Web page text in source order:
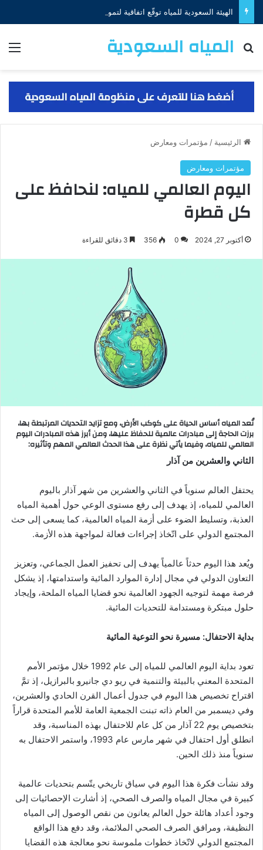
المياه السعودية
البحث عن
الرئيسية / مؤتمرات ومعارض
مؤتمرات ومعارض
اليوم العالمي للمياه: لنحافظ على
كل قطرة
أكتوبر 27, 2024 0
356
تُعد المياه أساس الحياة على كوكب الأرض، ومع تزايد التحديات المرتبطة بها،
برزت الحاجة إلى مبادرات عالمية للحفاظ عليها، ومن أبرز هذه المبادرات اليوم
العالمي للمياه، وفيما يأتي نظرة على هذا الحدث العالمي المهم وتأثيره:
الثاني والعشرين من آذار
يحتفل العالم سنوياً في الثاني والعشرين من شهر آذار باليوم
العالمي للمياه، إذ يهدف إلى رفع مستوى الوعي حول أهمية المياه
العذبة، وتسليط الضوء على أزمة المياه العالمية، كما يسعى إلى حث
المجتمع الدولي على اتّخاذ إجراءات فعالة لمواجهة هذه الأزمة.
ويُعد هذا اليوم حدثاً عالمياً يهدف إلى تحفيز العمل الجماعي، وتعزيز
التعاون الدولي في مجال إدارة الموارد المائية واستدامتها، إذ يشكل
فرصة مهمة لتوجيه الجهود العالمية نحو قضايا المياه الملحة، وإيجاد
حلول مبتكرة ومستدامة للتحديات المائية.
بداية الاحتفال: مسيرة نحو التوعية المائية
تعود بداية اليوم العالمي للمياه إلى عام 1992 خلال مؤتمر الأمم
المتحدة المعني بالبيئة والتنمية في ريو دي جانيرو بالبرازيل، إذ تمَّ
اقتراح تخصيص هذا اليوم في جدول أعمال القرن الحادي والعشرين،
وفي ديسمبر من العام ذاته تبنت الجمعية العامة للأمم المتحدة قراراً
بتخصيص يوم 22 آذار من كل عام للاحتفال بهذه المناسبة، وقد
انطلق أول احتفال في شهر مارس عام 1993، واستمر الاحتفال به
سنوياً منذ ذلك الحين.
وقد نشأت فكرة هذا اليوم في سياق تاريخي يتّسم بتحديات عالمية
كبيرة في مجال المياه والصرف الصحي، إذ أشارت الإحصائيات إلى
وجود أعداد هائلة حول العالم يعانون من نقص الوصول إلى المياه
النظيفة، ومرافق الصرف الصحي الملائمة، وقد دفع هذا الواقع
المجتمع الدولي لاتّخاذ خطوات ملموسة نحو معالجة هذه القضايا